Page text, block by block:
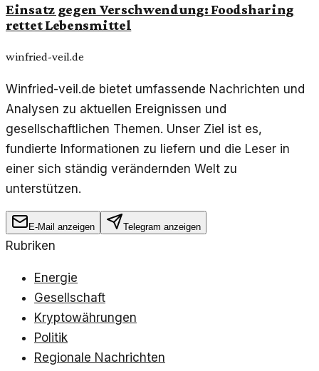
Einsatz gegen Verschwendung: Foodsharing
rettet Lebensmittel
winfried-veil.de
Winfried-veil.de bietet umfassende Nachrichten und
Analysen zu aktuellen Ereignissen und
gesellschaftlichen Themen. Unser Ziel ist es,
fundierte Informationen zu liefern und die Leser in
einer sich ständig verändernden Welt zu
unterstützen.
E-Mail anzeigen Telegram anzeigen
Rubriken
Energie
Gesellschaft
Kryptowährungen
Politik
Regionale Nachrichten